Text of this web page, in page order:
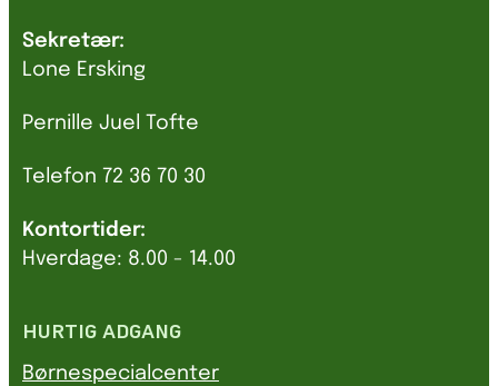
Sekretær:
Lone Ersking
Pernille Juel Tofte
Telefon 72 36 70 30
Kontortider:
Hverdage: 8.00 - 14.00
HURTIG ADGANG
Børnespecialcenter